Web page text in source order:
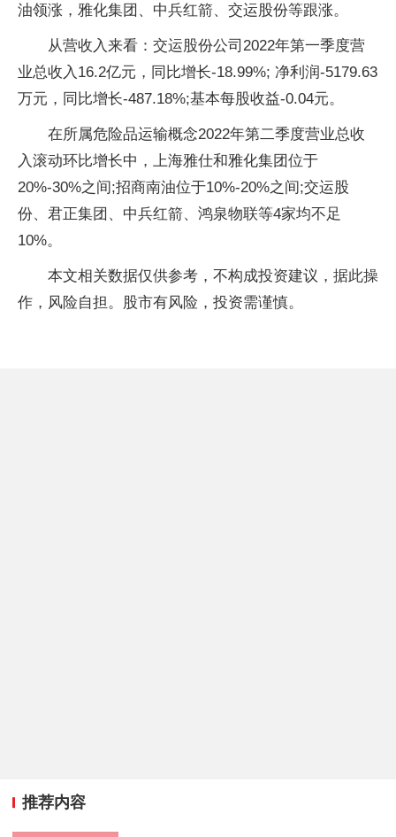
油领涨，雅化集团、中兵红箭、交运股份等跟涨。
从营收入来看：交运股份公司2022年第一季度营
业总收入16.2亿元，同比增长-18.99%; 净利润-5179.63
万元，同比增长-487.18%;基本每股收益-0.04元。
在所属危险品运输概念2022年第二季度营业总收
入滚动环比增长中，上海雅仕和雅化集团位于
20%-30%之间;招商南油位于10%-20%之间;交运股
份、君正集团、中兵红箭、鸿泉物联等4家均不足
10%。
本文相关数据仅供参考，不构成投资建议，据此操
作，风险自担。股市有风险，投资需谨慎。
推荐内容